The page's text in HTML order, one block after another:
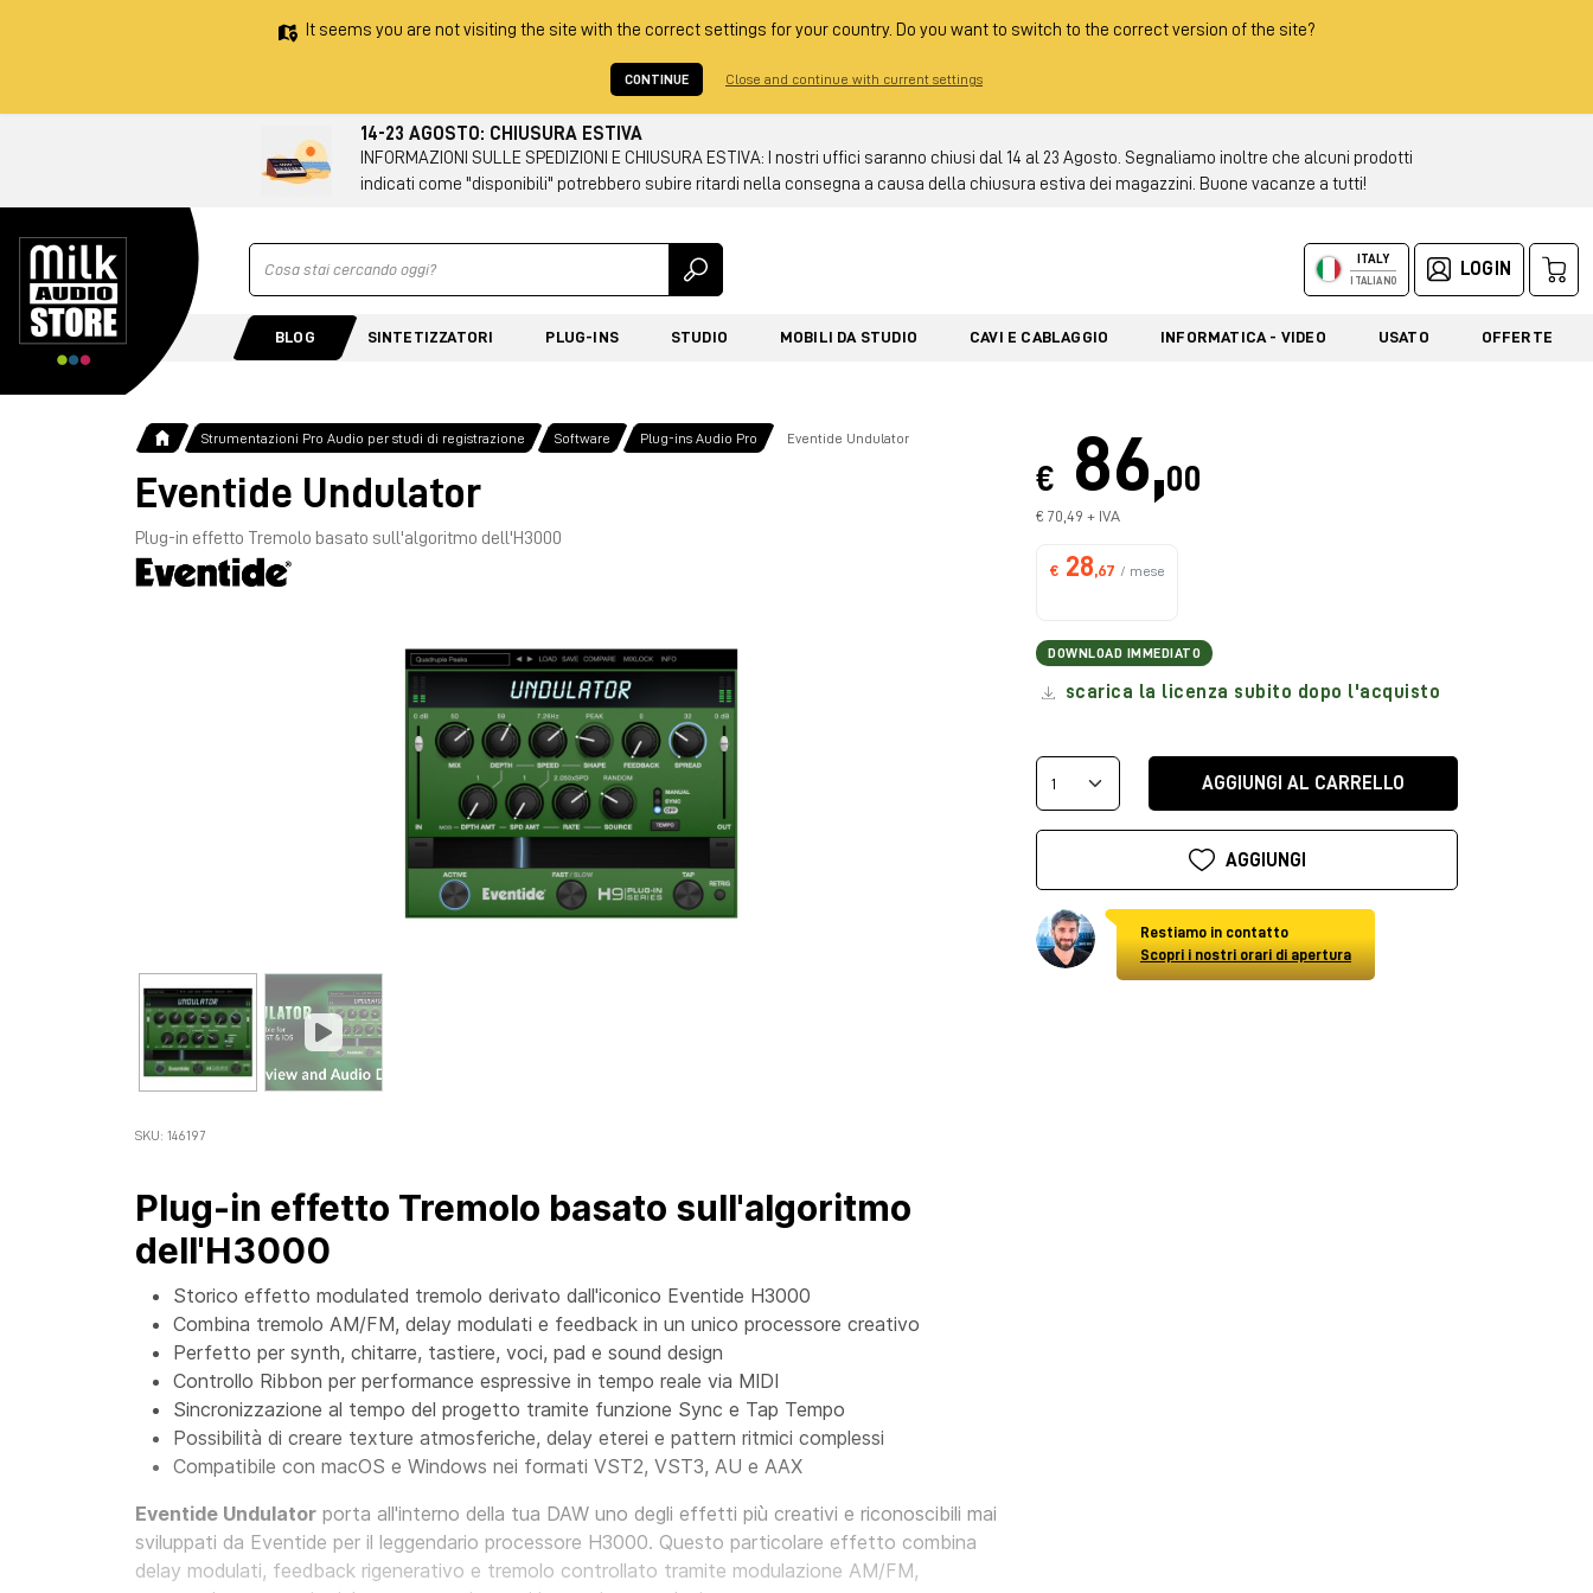
It seems you are not visiting the site with the correct settings for your country. Do you want to switch to the correct version of the site?
CONTINUE Close and continue with current settings
14-23 AGOSTO: CHIUSURA ESTIVA
INFORMAZIONI SULLE SPEDIZIONI E CHIUSURA ESTIVA: I nostri uffici saranno chiusi dal 14 al 23 Agosto. Segnaliamo inoltre che alcuni prodotti
indicati come "disponibili" potrebbero subire ritardi nella consegna a causa della chiusura estiva dei magazzini. Buone vacanze a tutti!
Ricerca ITALY
ITALIANO
LOGIN
BLOG SINTETIZZATORI PLUG-INS STUDIO MOBILI DA STUDIO CAVI E CABLAGGIO INFORMATICA - VIDEO USATO OFFERTE
Strumentazioni Pro Audio per studi di registrazione Software Plug-ins Audio Pro Eventide Undulator
Eventide Undulator
Plug-in effetto Tremolo basato sull'algoritmo dell'H3000
SKU: 146197
Plug-in effetto Tremolo basato sull'algoritmo
dell'H3000
Storico effetto modulated tremolo derivato dall'iconico Eventide H3000
Combina tremolo AM/FM, delay modulati e feedback in un unico processore creativo
Perfetto per synth, chitarre, tastiere, voci, pad e sound design
Controllo Ribbon per performance espressive in tempo reale via MIDI
Sincronizzazione al tempo del progetto tramite funzione Sync e Tap Tempo
Possibilità di creare texture atmosferiche, delay eterei e pattern ritmici complessi
Compatibile con macOS e Windows nei formati VST2, VST3, AU e AAX
Eventide Undulator porta all'interno della tua DAW uno degli effetti più creativi e riconoscibili mai
sviluppati da Eventide per il leggendario processore H3000. Questo particolare effetto combina
delay modulati, feedback rigenerativo e tremolo controllato tramite modulazione AM/FM,
€ 86,00
€ 70,49 + IVA
€ 28,67 / mese
DOWNLOAD IMMEDIATO
scarica la licenza subito dopo l'acquisto
AGGIUNGI AL CARRELLO
AGGIUNGI
Restiamo in contatto
Scopri i nostri orari di apertura